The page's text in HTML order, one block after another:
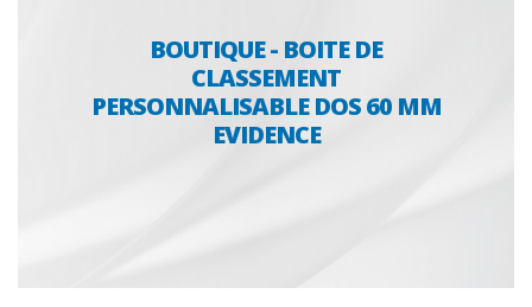
BOUTIQUE - BOITE DE
CLASSEMENT
PERSONNALISABLE DOS 60 MM
EVIDENCE